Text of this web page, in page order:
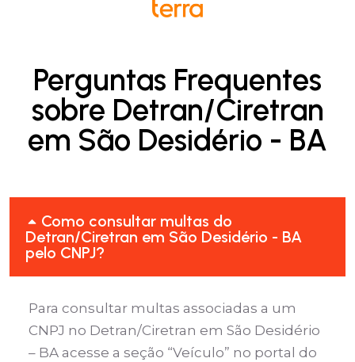
Perguntas Frequentes
sobre Detran/Ciretran
em São Desidério - BA
Como consultar multas do
Detran/Ciretran em São Desidério - BA
pelo CNPJ?
Para consultar multas associadas a um
CNPJ no Detran/Ciretran em São Desidério
– BA acesse a seção “Veículo” no portal do